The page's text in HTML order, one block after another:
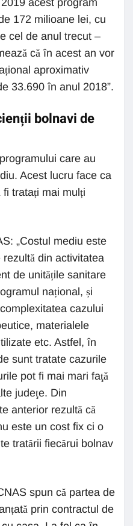
acest program
172 milioane lei, cu
cel de anul trecut –
că în acest an vor
aproximativ
33.690 în anul 2018”.
bolnavi de
care au
Acest lucru face ca
fi tratați mai mulți
„Costul mediu este
din activitatea
de unitățile sanitare
național, și
cazului
materialele
etc. Astfel, în
sunt tratate cazurile
pot fi mai mari faţă
judeţe. Din
anterior rezultă că
este un cost fix ci o
tratării fiecărui bolnav
spun că partea de
prin contractul de